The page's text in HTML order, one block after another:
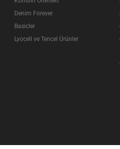
Denim Forever
Basicler
Lyocell ve Tencel Ürünler